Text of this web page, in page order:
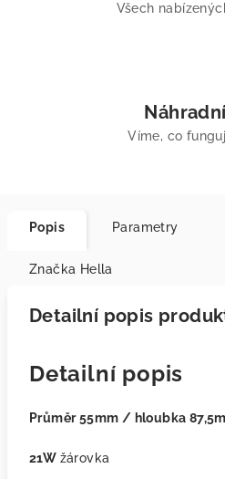
Všech
Víme, co
Popis Parametry
Značka Hella
Detailní popis
Detailní popis
Průměr 55mm / hloubka
21W žárovka